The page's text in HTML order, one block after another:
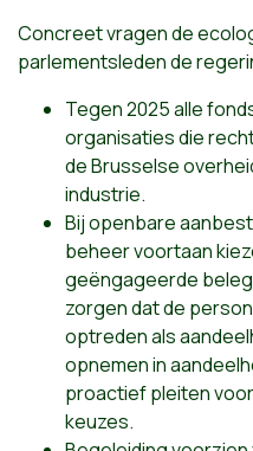
Concreet vragen de
parlementsleden de
Tegen 2025 alle
organisaties die
de Brusselse
industrie.
Bij openbare
beheer voortaan
geëngageerde
zorgen dat de
optreden als
opnemen in
proactief pleiten
keuzes.